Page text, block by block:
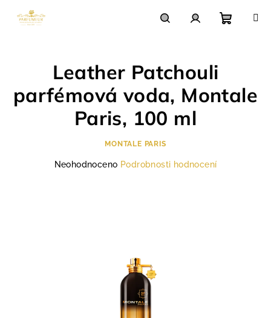
Leather Patchouli
parfémová voda, Montale
Paris, 100 ml
MONTALE PARIS
Průměrné
Neohodnoceno Podrobnosti hodnocení